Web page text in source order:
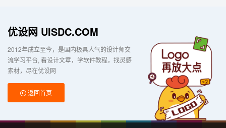
优设网 UISDC.COM
2012年成立至今，是国内极具人气的设计师交
流学习平台 看设计文章，学软件教程，找灵感
素材，尽在优设网
返回首页